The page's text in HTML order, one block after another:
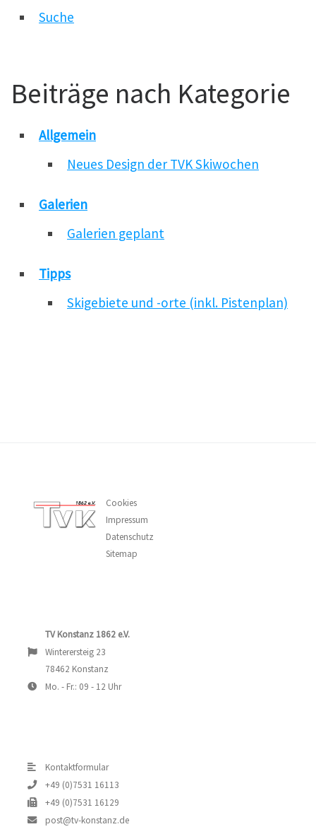
Suche
Beiträge nach Kategorie
Allgemein
Neues Design der TVK Skiwochen
Galerien
Galerien geplant
Tipps
Skigebiete und -orte (inkl. Pistenplan)
Cookies
Impressum
Datenschutz
Sitemap
TV Konstanz 1862 e.V.
Winterersteig 23
78462 Konstanz
Mo. - Fr.: 09 - 12 Uhr
Kontaktformular
+49 (0)7531 16113
+49 (0)7531 16129
post@tv-konstanz.de